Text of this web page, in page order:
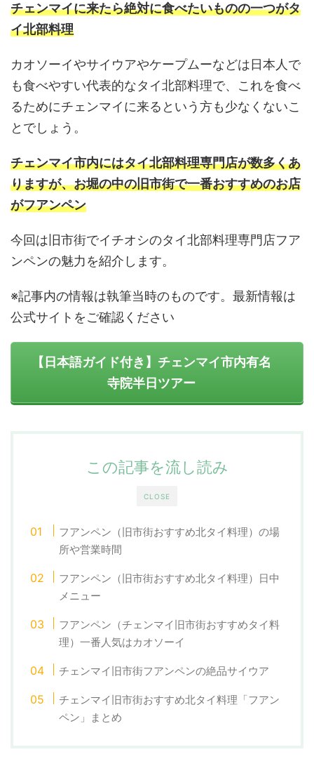
チェンマイに来たら絶対に食べたいものの一つがタ
イ北部料理
カオソーイやサイウアやケープムーなどは日本人で
も食べやすい代表的なタイ北部料理で、これを食べ
るためにチェンマイに来るという方も少なくないこ
とでしょう。
チェンマイ市内にはタイ北部料理専門店が数多くあ
りますが、お堀の中の旧市街で一番おすすめのお店
がフアンペン
今回は旧市街でイチオシのタイ北部料理専門店フア
ンペンの魅力を紹介します。
※記事内の情報は執筆当時のものです。最新情報は
公式サイトをご確認ください
【日本語ガイド付き】チェンマイ市内有名
寺院半日ツアー
CLOSE
この記事を流し読み
フアンペン（旧市街おすすめ北タイ料理）の場
所や営業時間
フアンペン（旧市街おすすめ北タイ料理）日中
メニュー
フアンペン（チェンマイ旧市街おすすめタイ料
理）一番人気はカオソーイ
チェンマイ旧市街フアンペンの絶品サイウア
チェンマイ旧市街おすすめ北タイ料理「フアン
ペン」まとめ